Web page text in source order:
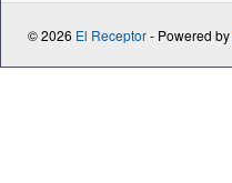
© 2026 El Receptor- Powered by